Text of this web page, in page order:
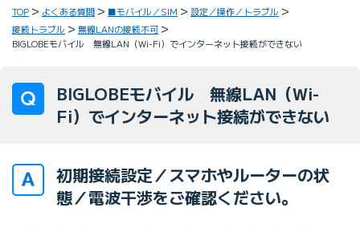
TOP よくある質問 ■モバイル／SIM
設定／操作／トラブル
接続トラブル
無線LANの接続不可
BIGLOBEモバイル 無線LAN（Wi-Fi）でインターネット接続ができない
BIGLOBEモバイル 無線LAN（Wi-
Fi）でインターネット接続ができない
初期接続設定／スマホやルーターの状
態／電波干渉をご確認ください。